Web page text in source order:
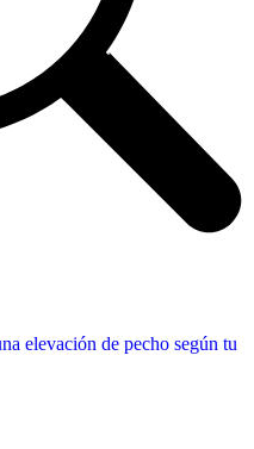
elevación de pecho según tu